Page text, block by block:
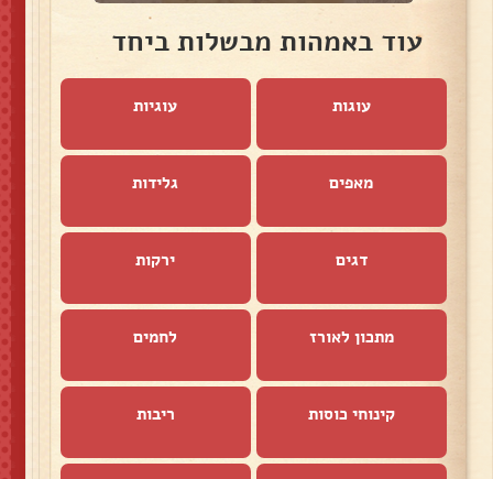
עוד באמהות מבשלות ביחד
עוגות עוגיות
מאפים גלידות
דגים ירקות
מתכון לאורז לחמים
קינוחי כוסות ריבות